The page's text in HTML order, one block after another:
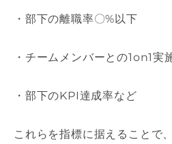
・部下の離職率〇%以下
・チームメンバーとの1on1実
・部下のKPI達成率など
これらを指標に据えることで